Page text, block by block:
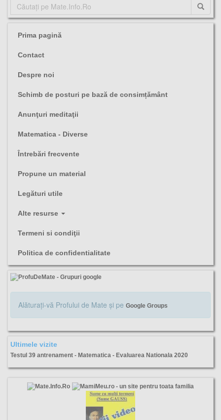
Prima pagină
Contact
Despre noi
Schimb de posturi pe bază de consimțământ
Anunţuri meditaţii
Matematica - Diverse
Întrebări frecvente
Propune un material
Legături utile
Alte resurse
Termeni si condiţii
Politica de confidentialitate
Alăturaţi-vă Profului de Mate şi pe Google Groups
Ultimele vizite
Testul 39 antrenament - Matematica - Evaluarea Nationala 2020